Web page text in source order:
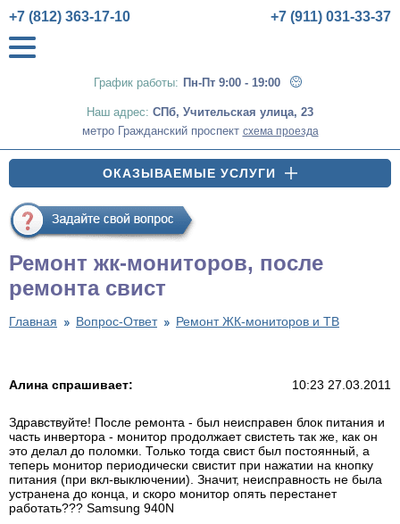
График работы: Пн-Пт 9:00 - 19:00
+7 (812) 363-17-10 +7 (911) 031-33-37
Наш адрес: СПб, Учительская улица, 23
метро Гражданский проспект схема проезда
ОКАЗЫВАЕМЫЕ УСЛУГИ
Ремонт жк-мониторов, после
ремонта свист
Главная Вопрос-Ответ Ремонт ЖК-мониторов и ТВ
Алина спрашивает: 10:23 27.03.2011
Здравствуйте! После ремонта - был неисправен блок питания и
часть инвертора - монитор продолжает свистеть так же, как он
это делал до поломки. Только тогда свист был постоянный, а
теперь монитор периодически свистит при нажатии на кнопку
питания (при вкл-выключении). Значит, неисправность не была
устранена до конца, и скоро монитор опять перестанет
работать??? Samsung 940N